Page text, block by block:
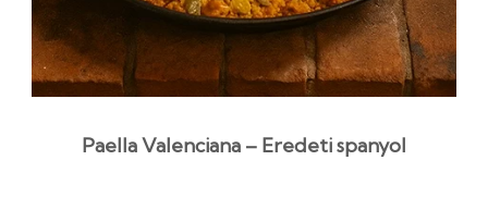
Paella Valenciana – Eredeti spanyol